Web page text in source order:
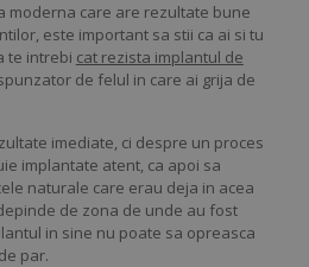
moderna care are rezultate bune
este important sa stii ca ai si tu
te intrebi cat rezista implantul de
de felul in care ai grija de
imediate, ci despre un proces
implantate atent, ca apoi sa
naturale care erau deja in acea
de zona de unde au fost
in sine nu poate sa opreasca
par.